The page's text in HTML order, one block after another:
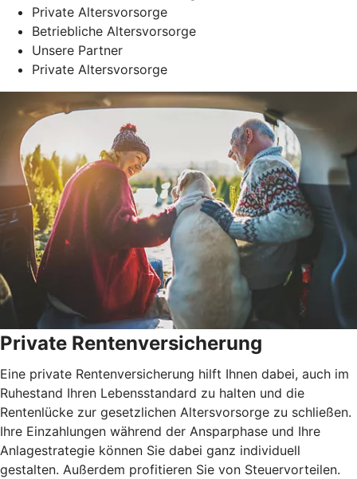
Private Altersvorsorge
Betriebliche Altersvorsorge
Unsere Partner
Private Altersvorsorge
Private Rentenversicherung
Eine private Rentenversicherung hilft Ihnen dabei, auch im
Ruhestand Ihren Lebensstandard zu halten und die
Rentenlücke zur gesetzlichen Altersvorsorge zu schließen.
Ihre Einzahlungen während der Ansparphase und Ihre
Anlagestrategie können Sie dabei ganz individuell
gestalten. Außerdem profitieren Sie von Steuervorteilen.